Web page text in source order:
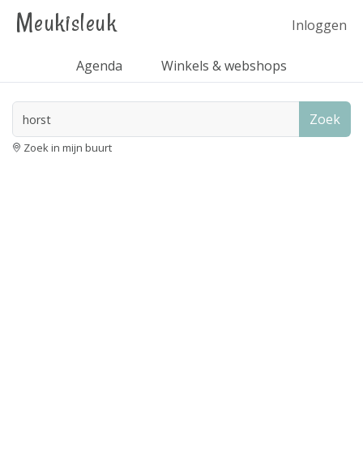
Meukisleuk Inloggen
Agenda Winkels & webshops
Zoek
Zoek in mijn buurt